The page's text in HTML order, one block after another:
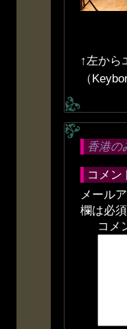
↑左から
（
香港の
コメン
メール
欄は必
コメ